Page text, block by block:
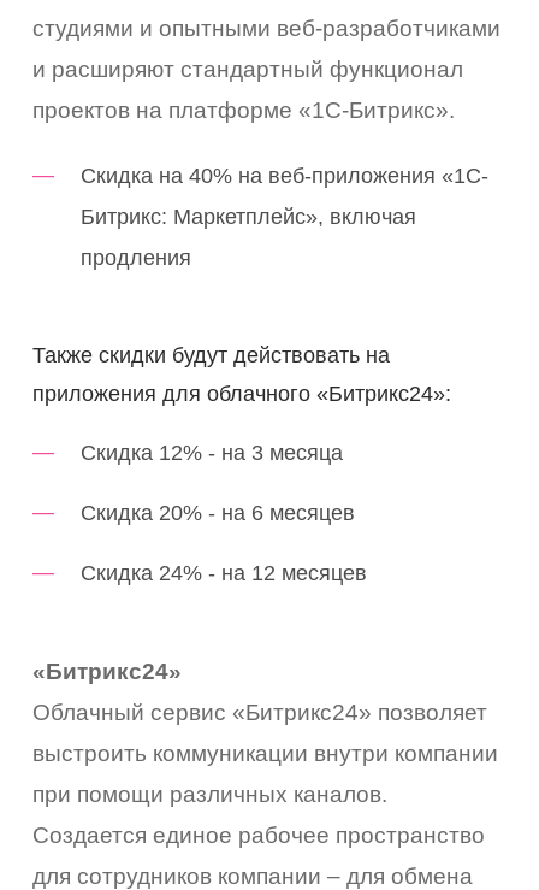
студиями и опытными веб-разработчиками
и расширяют стандартный функционал
проектов на платформе «1С-Битрикс».
Скидка на 40% на веб-приложения «1С-
Битрикс: Маркетплейс», включая
продления
Также скидки будут действовать на
приложения для облачного «Битрикс24»:
Скидка 12% - на 3 месяца
Скидка 20% - на 6 месяцев
Скидка 24% - на 12 месяцев
«Битрикс24»
Облачный сервис «Битрикс24» позволяет
выстроить коммуникации внутри компании
при помощи различных каналов.
Создается единое рабочее пространство
для сотрудников компании – для обмена